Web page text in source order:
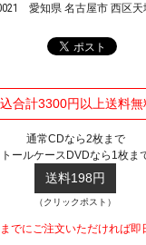
愛知県 名古屋市 西区天
合計3300円以上送料無
通常CDなら2枚まで
トールケースDVDなら1枚ま
送料198円
（クリックポスト）
でにご注文いただければ即